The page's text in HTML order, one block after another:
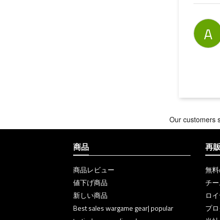
A
商品
商品レビュー
値下げ商品
新しい商品
Best sales wargame gear| popular
再
無
チ
ロ
プ